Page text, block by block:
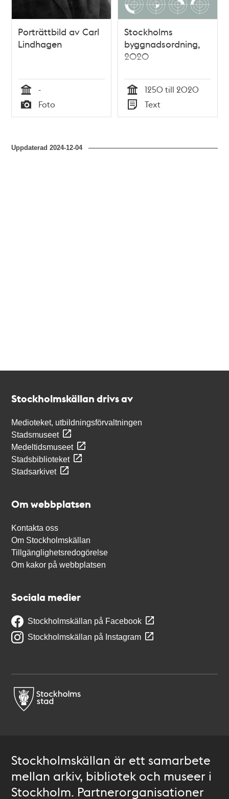
Porträttbild av Carl
Lindhagen
Tid
-
Typ
Foto
Stockholms
byggnadsordning,
2020
Tid
1250 till 2020
Typ
Text
Uppdaterad2024-12-04
Stockholmskällan drivs av
Medioteket, utbildningsförvaltningen
Stadsmuseet
Medeltidsmuseet
Stadsbiblioteket
Stadsarkivet
Om webbplatsen
Kontakta oss
Om Stockholmskällan
Tillgänglighetsredogörelse
Om kakor på webbplatsen
Sociala medier
Stockholmskällan på Facebook
Stockholmskällan på Instagram
Stockholmskällan är ett samarbete
mellan arkiv, bibliotek och museer i
Stockholm. Partnerorganisationer